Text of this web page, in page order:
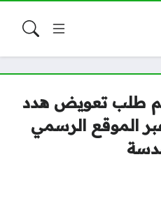
طلب تعويض هدد
عبر الموقع الرسمي